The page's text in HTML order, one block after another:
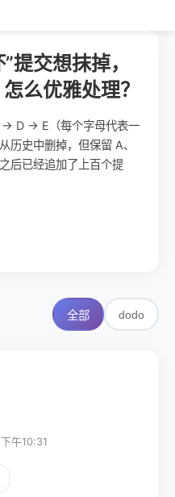
提交想抹掉，
么优雅处理？
D → E（每个字母代表一
历史中删掉，但保留 A、
后已经追加了上百个提
全部 dodo
午10:31